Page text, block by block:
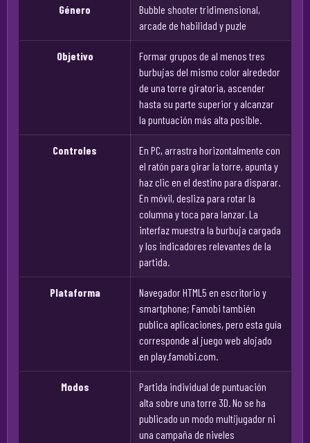
Género
Bubble shooter tridimensional,
arcade de habilidad y puzle
Objetivo
Formar grupos de al menos tres
burbujas del mismo color alrededor
de una torre giratoria, ascender
hasta su parte superior y alcanzar
la puntuación más alta posible.
Controles
En PC, arrastra horizontalmente con
el ratón para girar la torre, apunta y
haz clic en el destino para disparar.
En móvil, desliza para rotar la
columna y toca para lanzar. La
interfaz muestra la burbuja cargada
y los indicadores relevantes de la
partida.
Plataforma
Navegador HTML5 en escritorio y
smartphone; Famobi también
publica aplicaciones, pero esta guía
corresponde al juego web alojado
en play.famobi.com.
Modos
Partida individual de puntuación
alta sobre una torre 3D. No se ha
publicado un modo multijugador ni
una campaña de niveles